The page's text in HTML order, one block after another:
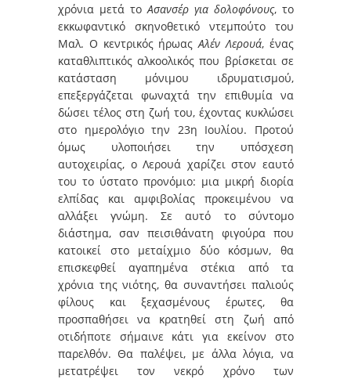
χρόνια μετά τοΑσανσέρ για δολοφόνους, το
εκκωφαντικό σκηνοθετικό ντεμπούτο του
Μαλ. Ο κεντρικός ήρωαςΑλέν Λερουά, ένας
καταθλιπτικός αλκοολικός που βρίσκεται σε
κατάσταση μόνιμου ιδρυματισμού,
επεξεργάζεται φωναχτά την επιθυμία να
δώσει τέλος στη ζωή του, έχοντας κυκλώσει
στο ημερολόγιο την 23η Ιουλίου. Προτού
όμως υλοποιήσει την υπόσχεση
αυτοχειρίας, ο Λερουά χαρίζει στον εαυτό
του το ύστατο προνόμιο: μια μικρή διορία
ελπίδας και αμφιβολίας προκειμένου να
αλλάξει γνώμη. Σε αυτό το σύντομο
διάστημα, σαν πεισιθάνατη φιγούρα που
κατοικεί στο μεταίχμιο δύο κόσμων, θα
επισκεφθεί αγαπημένα στέκια από τα
χρόνια της νιότης, θα συναντήσει παλιούς
φίλους και ξεχασμένους έρωτες, θα
προσπαθήσει να κρατηθεί στη ζωή από
οτιδήποτε σήμαινε κάτι για εκείνον στο
παρελθόν. Θα παλέψει, με άλλα λόγια, να
μετατρέψει τον νεκρό χρόνο των